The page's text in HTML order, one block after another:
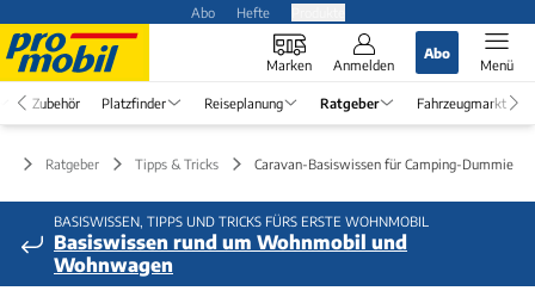
Abo Hefte
Marken Anmelden
Abo
Menü
Zubehör Platzfinder Reiseplanung Ratgeber Fahrzeugmarkt
Ratgeber Tipps & Tricks Caravan-Basiswissen für Camping-Dummies
BASISWISSEN, TIPPS UND TRICKS FÜRS ERSTE WOHNMOBIL
Basiswissen rund um Wohnmobil und
Wohnwagen